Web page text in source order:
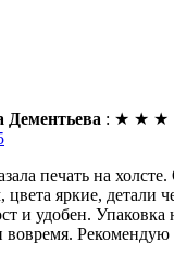
Дементьева : ★ ★ ★
печать на
цвета яркие, детали
и удобен. Упаковка
вовремя. Рекомендую